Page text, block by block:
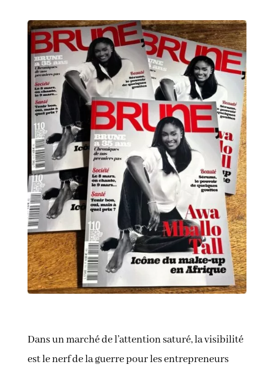
Dans un marché de l’attention saturé, la visibilité
est le nerf de la guerre pour les entrepreneurs